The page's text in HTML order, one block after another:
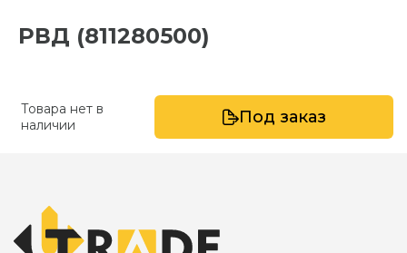
РВД (811280500)
Товара нет в
наличии
Под заказ